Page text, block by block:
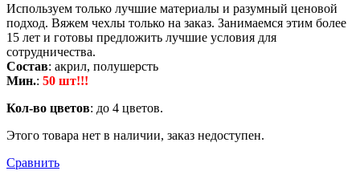
Используем только лучшие материалы и разумный ценовой
подход. Вяжем чехлы только на заказ. Занимаемся этим более
15 лет и готовы предложить лучшие условия для
сотрудничества.
Состав: акрил, полушерсть
Мин.: 50 шт!!!
Кол-во цветов: до 4 цветов.
Этого товара нет в наличии, заказ недоступен.
Сравнить